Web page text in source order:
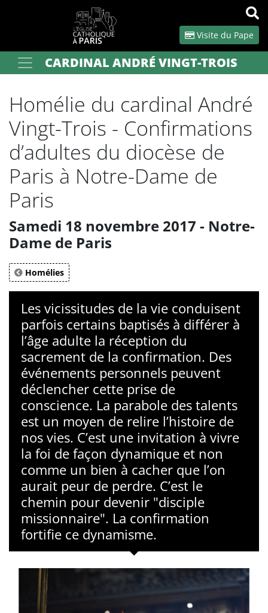
Visite du Pape
Votre recherche OK
CARDINAL ANDRÉ VINGT-TROIS
Homélie du cardinal André
Vingt-Trois - Confirmations
d’adultes du diocèse de
Paris à Notre-Dame de
Paris
Samedi 18 novembre 2017 - Notre-
Dame de Paris
Homélies
Les vicissitudes de la vie conduisent
parfois certains baptisés à différer à
l’âge adulte la réception du
sacrement de la confirmation. Des
événements personnels peuvent
déclencher cette prise de
conscience. La parabole des talents
est un moyen de relire l’histoire de
nos vies. C’est une invitation à vivre
la foi de façon dynamique et non
comme un bien à cacher que l’on
aurait peur de perdre. C’est le
chemin pour devenir "disciple
missionnaire". La confirmation
fortifie ce dynamisme.
Panneau de gestion des cookies